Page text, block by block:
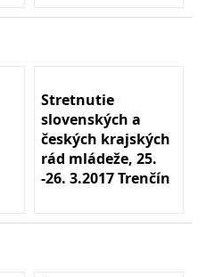
Stretnutie
slovenských a
českých krajských
rád mládeže, 25.
-26. 3.2017 Trenčín